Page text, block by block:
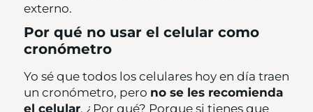
externo.
Por qué no usar el celular como
cronómetro
Yo sé que todos los celulares hoy en día traen
un cronómetro, pero no se les recomienda
el celular. ¿Por qué? Porque si tienes que